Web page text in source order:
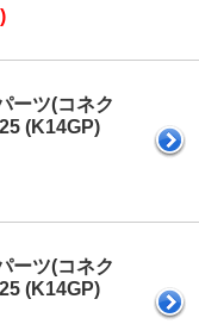
ーツ(コネク
(K14GP)
ーツ(コネク
(K14GP)